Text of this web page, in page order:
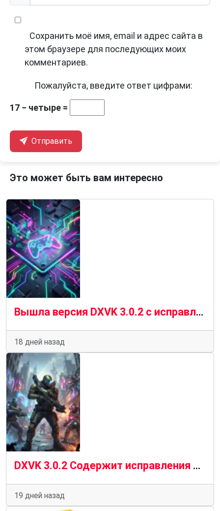
Сохранить моё имя, email и адрес сайта в
этом браузере для последующих моих
комментариев.
Пожалуйста, введите ответ цифрами:
17 − четыре =
Отправить
Это может быть вам интересно
Вышла версия DXVK 3.0.2 с исправлениями для конкретных игр
18 дней назад
DXVK 3.0.2 Содержит исправления для Dying Light: The Beast, Halo CE, Overwatch и многого другого
19 дней назад